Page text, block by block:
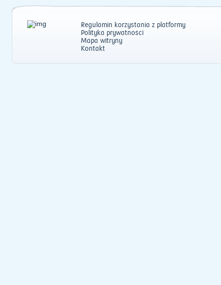
Regulamin korzystania z platformy
Polityka prywatności
Mapa witryny
Kontakt